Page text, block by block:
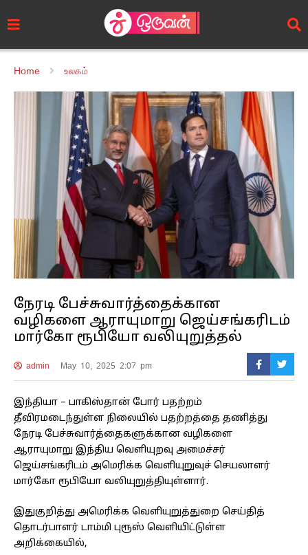
Home உலகம்
நேரடி பேச்சுவார்த்தைக்கான
வழிகளை ஆராயுமாறு ஜெய்சங்கரிடம்
மார்கோ ரூபியோ வலியுறுத்தல்
admin May 10, 2025 2:07 pm
இந்தியா – பாகிஸ்தான் போர் பதற்றம்
தீவிரமடைந்துள்ள நிலையில் பதற்றத்தை தணித்து
நேரடி பேச்சுவார்த்தைகளுக்கான வழிகளை
ஆராயுமாறு இந்திய வெளியுறவு அமைச்சர்
ஜெய்சங்கரிடம் அமெரிக்க வெளியுறுவுச் செயலாளர்
மார்கோ ரூபியோ வலியுறுத்தியுள்ளார்.
இதுகுறித்து அமெரிக்க வெளியுறுத்துறை செய்தித்
தொடர்பாளர் டாம்மி புரூஸ் வெளியிட்டுள்ள
அறிக்கையில்,